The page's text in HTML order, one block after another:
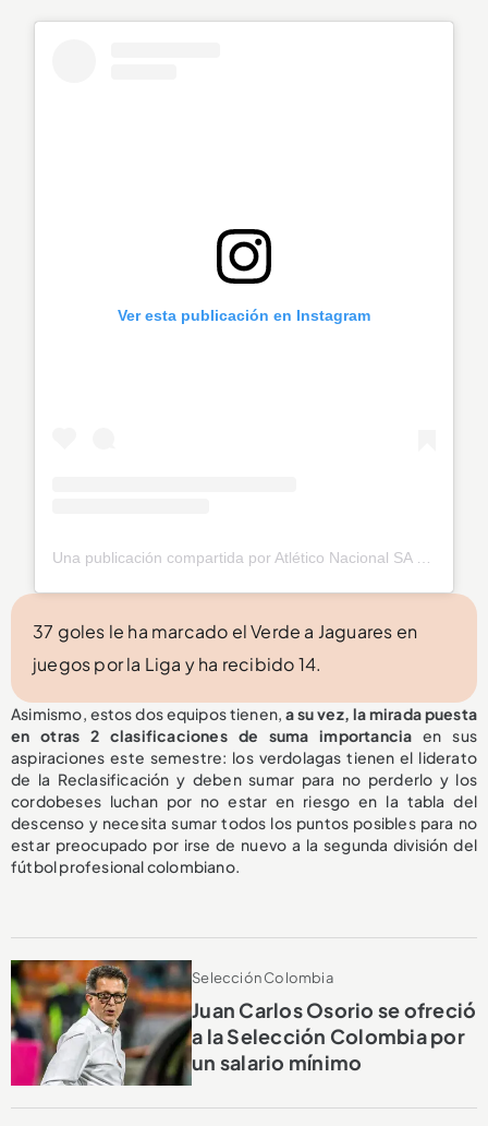
Ver esta publicación en Instagram
37 goles le ha marcado el Verde a Jaguares en
juegos por la Liga y ha recibido 14.
Asimismo, estos dos equipos tienen, a su vez, la mirada puesta
en otras 2 clasificaciones de suma importancia en sus
aspiraciones este semestre: los verdolagas tienen el liderato
de la Reclasificación y deben sumar para no perderlo y los
cordobeses luchan por no estar en riesgo en la tabla del
descenso y necesita sumar todos los puntos posibles para no
estar preocupado por irse de nuevo a la segunda división del
fútbol profesional colombiano.
Selección Colombia
Juan Carlos Osorio se ofreció
a la Selección Colombia por
un salario mínimo